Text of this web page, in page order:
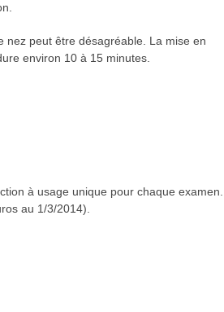
nez peut être désagréable. La mise en
environ 10 à 15 minutes.
à usage unique pour chaque examen.
au 1/3/2014).